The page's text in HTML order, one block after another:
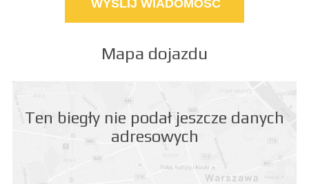
Mapa dojazdu
Ten biegły nie podał jeszcze danych
adresowych